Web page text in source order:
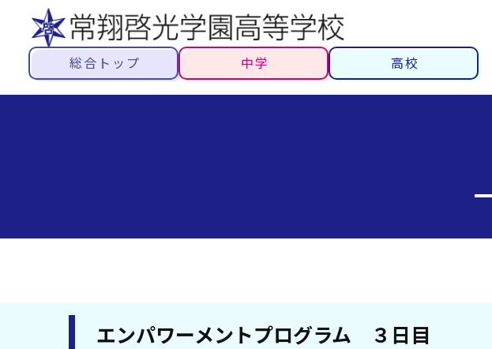
総合トップ 中学 高校
エンパワーメントプログラム ３日目